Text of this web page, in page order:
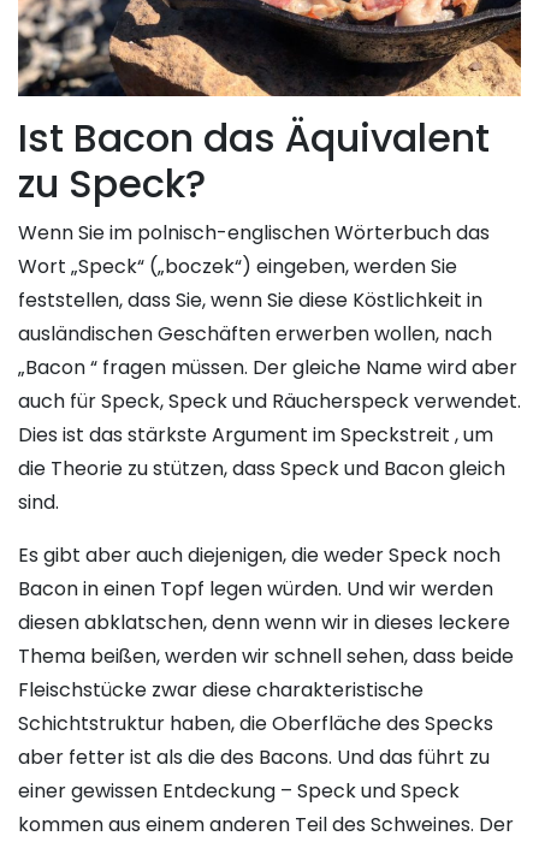
Ist Bacon das Äquivalent
zu Speck?
Wenn Sie im polnisch-englischen Wörterbuch das
Wort „Speck“ („boczek“) eingeben, werden Sie
feststellen, dass Sie, wenn Sie diese Köstlichkeit in
ausländischen Geschäften erwerben wollen, nach
„Bacon “ fragen müssen. Der gleiche Name wird aber
auch für Speck, Speck und Räucherspeck verwendet.
Dies ist das stärkste Argument im Speckstreit , um
die Theorie zu stützen, dass Speck und Bacon gleich
sind.
Es gibt aber auch diejenigen, die weder Speck noch
Bacon in einen Topf legen würden. Und wir werden
diesen abklatschen, denn wenn wir in dieses leckere
Thema beißen, werden wir schnell sehen, dass beide
Fleischstücke zwar diese charakteristische
Schichtstruktur haben, die Oberfläche des Specks
aber fetter ist als die des Bacons. Und das führt zu
einer gewissen Entdeckung – Speck und Speck
kommen aus einem anderen Teil des Schweines. Der